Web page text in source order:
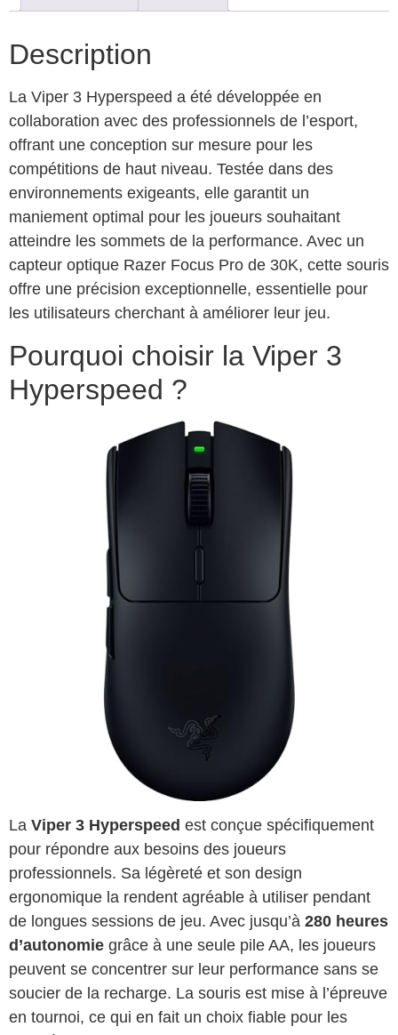
Description
La Viper 3 Hyperspeed a été développée en
collaboration avec des professionnels de l’esport,
offrant une conception sur mesure pour les
compétitions de haut niveau. Testée dans des
environnements exigeants, elle garantit un
maniement optimal pour les joueurs souhaitant
atteindre les sommets de la performance. Avec un
capteur optique Razer Focus Pro de 30K, cette souris
offre une précision exceptionnelle, essentielle pour
les utilisateurs cherchant à améliorer leur jeu.
Pourquoi choisir la Viper 3
Hyperspeed ?
La Viper 3 Hyperspeed est conçue spécifiquement
pour répondre aux besoins des joueurs
professionnels. Sa légèreté et son design
ergonomique la rendent agréable à utiliser pendant
de longues sessions de jeu. Avec jusqu’à 280 heures
d’autonomie grâce à une seule pile AA, les joueurs
peuvent se concentrer sur leur performance sans se
soucier de la recharge. La souris est mise à l’épreuve
en tournoi, ce qui en fait un choix fiable pour les